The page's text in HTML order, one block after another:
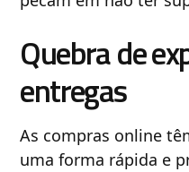
Quebra de
entregas
As compras online
uma forma rápida e